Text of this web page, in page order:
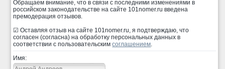
Обращаем внимание, что в связи с последними изменениями в
российском законодательстве на сайте 101nomer.ru введена
премодерация отзывов.
☑ Оставляя отзыв на сайте 101nomer.ru, я подтверждаю, что
согласен (согласна) на обработку персональных данных в
соответствии с пользовательскимсоглашением.
Имя: